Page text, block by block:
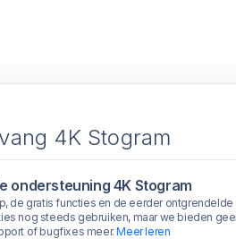
4K Stogram
ondersteuning 4K Stogram
de gratis functies en de eerder ontgrendelde
nog steeds gebruiken, maar we bieden
of bugfixes meer.Meer leren